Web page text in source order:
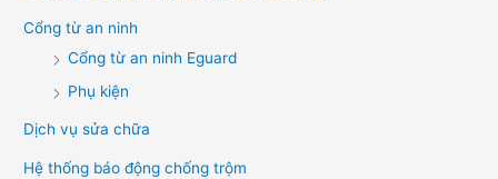
Cổng từ an ninh
Cổng từ an ninh Eguard
Phụ kiện
Dịch vụ sửa chữa
Hệ thống báo động chống trộm